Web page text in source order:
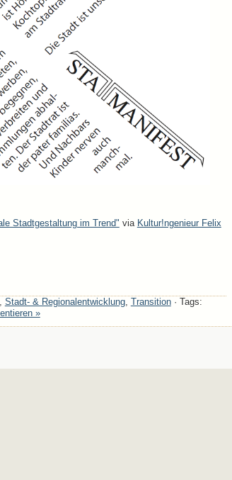
Stadtgestaltung im Trend" via Kultur!ngenieur Felix
Stadt- & Regionalentwicklung, Transition· Tags:
»